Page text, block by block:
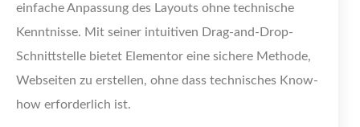
einfache Anpassung des Layouts ohne technische
Kenntnisse. Mit seiner intuitiven Drag-and-Drop-
Schnittstelle bietet Elementor eine sichere Methode,
Webseiten zu erstellen, ohne dass technisches Know-
how erforderlich ist.